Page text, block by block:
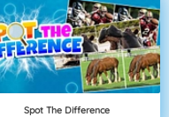
Spot The Difference